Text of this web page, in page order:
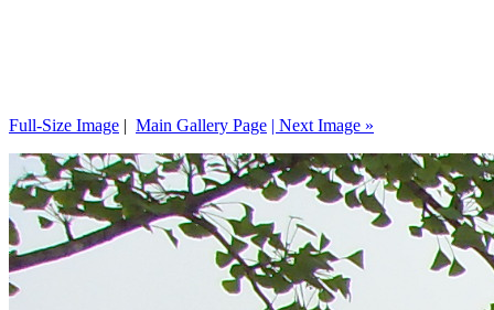
Full-Size Image | Main Gallery Page | Next Image »